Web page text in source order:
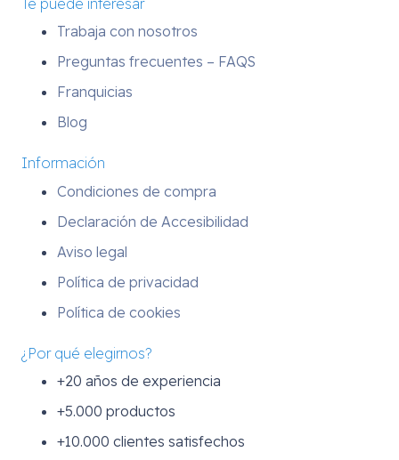
Trabaja con nosotros
Preguntas frecuentes – FAQS
Franquicias
Blog
Información
Condiciones de compra
Declaración de Accesibilidad
Aviso legal
Política de privacidad
Política de cookies
¿Por qué elegirnos?
+20 años de experiencia
+5.000 productos
+10.000 clientes satisfechos